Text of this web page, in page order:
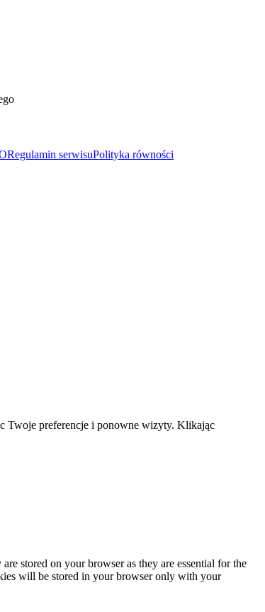
Regulamin serwisuPolityka równości
Twoje preferencje i ponowne wizyty. Klikając
stored on your browser as they are essential for the
will be stored in your browser only with your